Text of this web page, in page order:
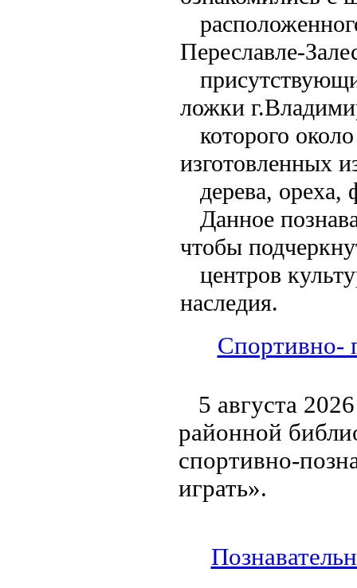
Переславле-
ложки
которого
изготовленных
дерева, ореха,
Данное
чтобы
центров
наследия.
Спортивно-
5 августа
районной
спортивно-
играть».